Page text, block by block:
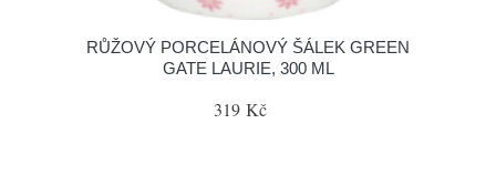
RŮŽOVÝ PORCELÁNOVÝ ŠÁLEK GREEN
GATE LAURIE, 300 ML
319 Kč